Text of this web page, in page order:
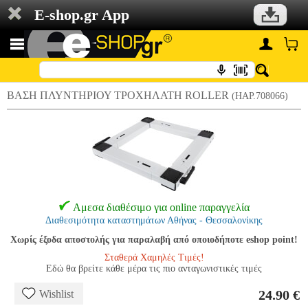
E-shop.gr App
ΒΑΣΗ ΠΛΥΝΤΗΡΙΟΥ ΤΡΟΧΗΛΑΤΗ ROLLER (HAP.708066)
Αμεσα διαθέσιμο για online παραγγελία
Διαθεσιμότητα καταστημάτων Αθήνας - Θεσσαλονίκης
Χωρίς έξοδα αποστολής για παραλαβή από οποιοδήποτε eshop point!
Σταθερά Χαμηλές Τιμές!
Εδώ θα βρείτε κάθε μέρα τις πιο ανταγωνιστικές τιμές
Wishlist 24.90 €